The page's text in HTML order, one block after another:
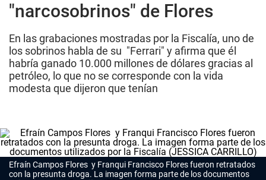
"narcosobrinos" de Flores
En las grabaciones mostradas por la Fiscalía, uno de
los sobrinos habla de su "Ferrari" y afirma que él
habría ganado 10.000 millones de dólares gracias al
petróleo, lo que no se corresponde con la vida
modesta que dijeron que tenían
Efraín Campos Flores y Franqui Francisco Flores fueron retratados
con la presunta droga. La imagen forma parte de los documentos